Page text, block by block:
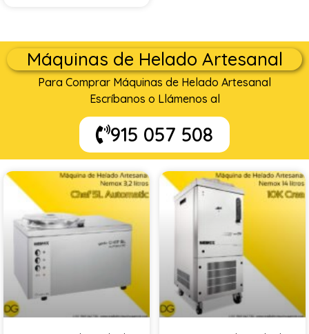
Máquinas de Helado Artesanal
Para Comprar Máquinas de Helado Artesanal
Escríbanos o Llámenos al
915 057 508